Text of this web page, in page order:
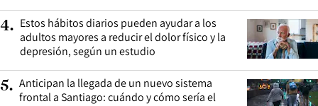
4. Estos hábitos diarios pueden ayudar a los
adultos mayores a reducir el dolor físico y la
depresión, según un estudio
5. Anticipan la llegada de un nuevo sistema
frontal a Santiago: cuándo y cómo sería el